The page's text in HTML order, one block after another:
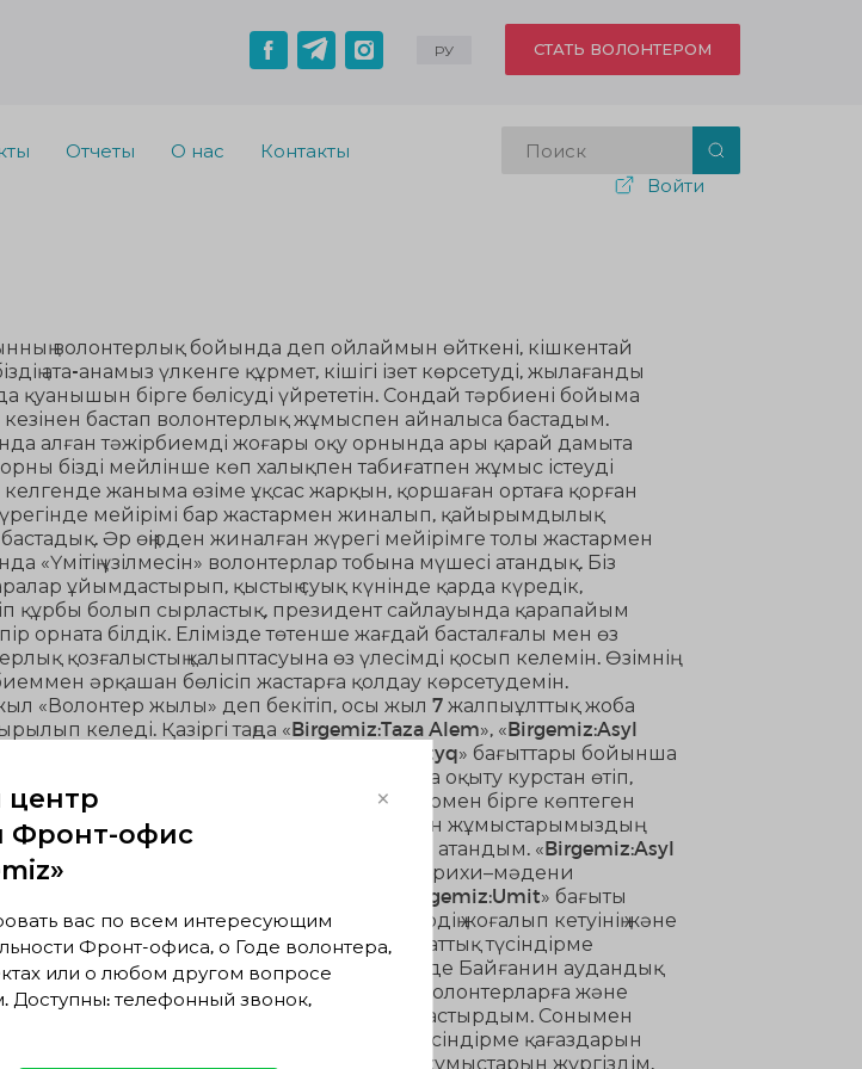
РУ СТАТЬ ВОЛОНТЕРОМ
Отчеты О нас
Контакты
Войти
волонтерлық бойында деп ойлаймын өйткені, кішкентай
ата-анамыз үлкенге құрмет, кішігі ізет көрсетуді, жылағанды
қуанышын бірге бөлісуді үйрететін. Сондай тәрбиені бойыма
кезінен бастап волонтерлық жұмыспен айналыса бастадым.
алған тәжірбиемді жоғары оқу орнында ары қарай дамыта
бізді мейлінше көп халықпен табиғатпен жұмыс істеуді
келгенде жаныма өзіме ұқсас жарқын, қоршаған ортаға қорған
мейірімі бар жастармен жиналып, қайырымдылық
Әр өңірден жиналған жүрегі мейірімге толы жастармен
«Үмітің үзілмесін» волонтерлар тобына мүшесі атандық. Біз
ұйымдастырып, қыстың суық күнінде қарда күредік,
құрбы болып сырластық, президент сайлауында қарапайым
орната білдік. Елімізде төтенше жағдай басталғалы мен өз
қозғалыстың қалыптасуына өз үлесімді қосып келемін. Өзімнің
әрқашан бөлісіп жастарға қолдау көрсетудемін.
«Волонтер жылы» деп бекітіп, осы жыл 7 жалпыұлттық жоба
келеді. Қазіргі таңда «Birgemiz:Taza Alem», «Birgemiz:Asyl
«Birgemiz:Qamqor», «Birgemiz:Sabaqtastyq» бағыттары бойынша
«Birgemiz:Taza Alem» бағыты бойынша оқыту курстан өтіп,
қорғау мақсатында өзге волонтерлармен бірге көптеген
және ұйымдастырдым. Бірігіп жасаған жұмыстарымыздың
Эко-Волонтёр" конкурсының жеңіспазы атандым. «Birgemiz:Asyl
оқыту курстан өтіп, ауданымыздағы тарихи–мәдени
мақсатында экскурсияға шықтым. «Birgemiz:Umit» бағыты
балалардың және жасөспірімдердің жоғалып кетуінің және
қалуының алдын алу мақсатында ақпараттық түсіндірме
келеміз. 2020 жыл жазғы демалыс кезінде Байғанин аудандық
3 ай қоғамдық жұмыс жасап волонтерларға және
жастарына көптеген іс–шараларды ұйымдастырдым. Сонымен
кезінде аудан халқына бетперделер, түсіндірме қағаздарын
үйіне дәрі–дәрмек тарату жұмыстарын жүргіздім.
Фронт-офис
×
вас по всем интересующим
Фронт-офиса, о Годе волонтера,
или о любом другом вопросе
Доступны: телефонный звонок,